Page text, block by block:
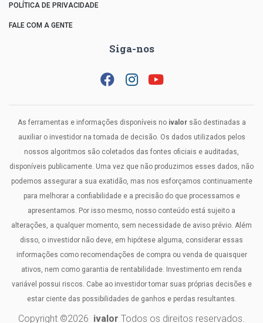
POLÍTICA DE PRIVACIDADE
FALE COM A GENTE
Siga-nos
As ferramentas e informações disponíveis no ivalorsão destinadas a
auxiliar o investidor na tomada de decisão. Os dados utilizados pelos
nossos algoritmos são coletados das fontes oficiais e auditadas,
disponíveis publicamente. Uma vez que não produzimos esses dados, não
podemos assegurar a sua exatidão, mas nos esforçamos continuamente
para melhorar a confiabilidade e a precisão do que processamos e
apresentamos. Por isso mesmo, nosso conteúdo está sujeito a
alterações, a qualquer momento, sem necessidade de aviso prévio. Além
disso, o investidor não deve, em hipótese alguma, considerar essas
informações como recomendações de compra ou venda de quaisquer
ativos, nem como garantia de rentabilidade. Investimento em renda
variável possui riscos. Cabe ao investidor tomar suas próprias decisões e
estar ciente das possibilidades de ganhos e perdas resultantes.
Copyright ©2026 ivalor Todos os direitos reservados.